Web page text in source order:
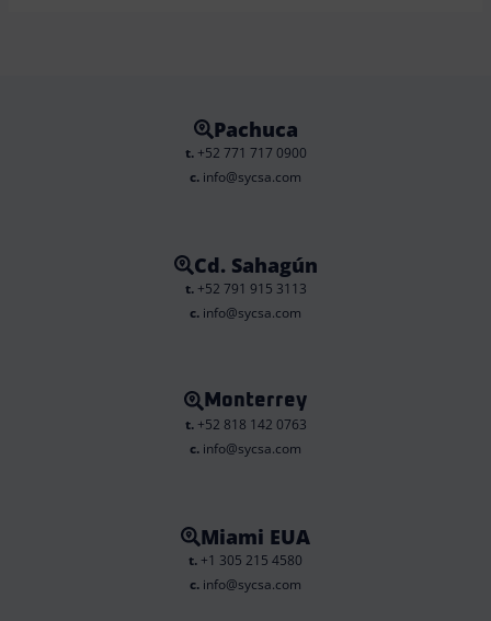
Pachuca
t.+52 771 717 0900
c. info@sycsa.com
Cd. Sahagún
t.+52 791 915 3113
c. info@sycsa.com
Monterrey
t.+52 818 142 0763
c. info@sycsa.com
Miami EUA
t. +1 305 215 4580
c. info@sycsa.com